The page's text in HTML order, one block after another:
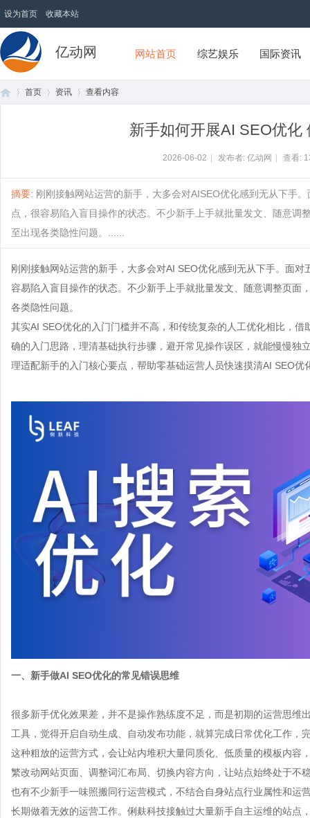
设为首页 收藏本站
亿动网 网站首页 综艺娱乐 国际资讯
首页 资讯 查看内容
新手如何开展AI SEO优化
2026-06-02 发布者: 亿动网 查看:
摘要: 刚刚接触网站运营的新手，大多会对AISEO优化感到无从下手
点，很容易陷入盲目操作的状态。不少新手上手就批量发文、随意
至出现各类隐性问题。......
刚刚接触网站运营的新手，大多会对AI SEO优化感到无从下手。面
容易陷入盲目操作的状态。不少新手上手就批量发文、随意调整页面
各类隐性问题。
其实AI SEO优化的入门门槛并不高，和传统复杂的人工优化相比，
确的入门思路，理清基础执行步骤，避开常见操作误区，就能慢慢独
理适配新手的入门核心要点，帮助零基础运营人员快速摸清AI SEO优
一、新手做AI SEO优化的常见错误思维
很多新手优化效果差，并不是操作熟练度不足，而是初期的运营思维
工具，觉得开启自动生成、自动发布功能，就算完成日常优化工作，
这种粗放的运营方式，会让站内堆积大量同质化、低质量的模板内容
繁改动网站页面、调整词汇布局、切换内容方向，让站点始终处于不
也有不少新手一味照搬同行运营模式，不结合自身站点行业属性和运
长期做着无效的运营工作。俐麸科技接触过大量新手自主运维的站点